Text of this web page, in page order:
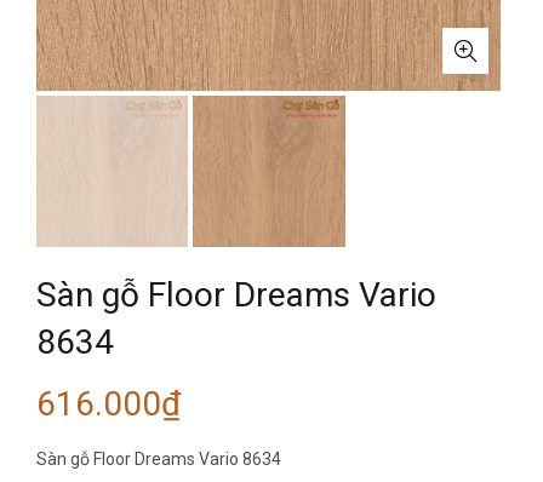
Sàn gỗ Floor Dreams Vario
8634
616.000₫
Sàn gỗ Floor Dreams Vario 8634